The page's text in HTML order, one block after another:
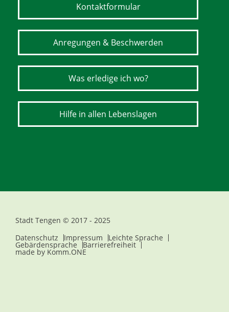
Kontaktformular
Anregungen & Beschwerden
Was erledige ich wo?
Hilfe in allen Lebenslagen
Stadt Tengen © 2017 - 2025
Datenschutz
Impressum Leichte Sprache
Gebärdensprache Barrierefreiheit
made by Komm.ONE